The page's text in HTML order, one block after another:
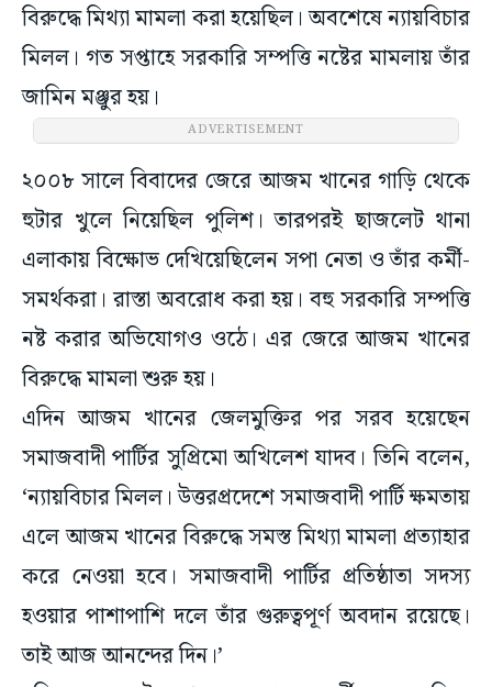
বিরুদ্ধে মিথ্যা মামলা করা হয়েছিল। অবশেষে ন্যায়বিচার
মিলল। গত সপ্তাহে সরকারি সম্পত্তি নষ্টের মামলায় তাঁর
জামিন মঞ্জুর হয়।
ADVERTISEMENT
২০০৮ সালে বিবাদের জেরে আজম খানের গাড়ি থেকে
হুটার খুলে নিয়েছিল পুলিশ। তারপরই ছাজলেট থানা
এলাকায় বিক্ষোভ দেখিয়েছিলেন সপা নেতা ও তাঁর কর্মী-
সমর্থকরা। রাস্তা অবরোধ করা হয়। বহু সরকারি সম্পত্তি
নষ্ট করার অভিযোগও ওঠে। এর জেরে আজম খানের
বিরুদ্ধে মামলা শুরু হয়।
এদিন আজম খানের জেলমুক্তির পর সরব হয়েছেন
সমাজবাদী পার্টির সুপ্রিমো অখিলেশ যাদব। তিনি বলেন,
‘ন্যায়বিচার মিলল। উত্তরপ্রদেশে সমাজবাদী পার্টি ক্ষমতায়
এলে আজম খানের বিরুদ্ধে সমস্ত মিথ্যা মামলা প্রত্যাহার
করে নেওয়া হবে। সমাজবাদী পার্টির প্রতিষ্ঠাতা সদস্য
হওয়ার পাশাপাশি দলে তাঁর গুরুত্বপূর্ণ অবদান রয়েছে।
তাই আজ আনন্দের দিন।’